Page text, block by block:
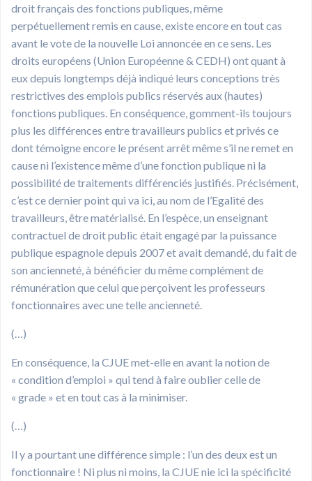
droit français des fonctions publiques, même
perpétuellement remis en cause, existe encore en tout cas
avant le vote de la nouvelle Loi annoncée en ce sens. Les
droits européens (Union Européenne & CEDH) ont quant à
eux depuis longtemps déjà indiqué leurs conceptions très
restrictives des emplois publics réservés aux (hautes)
fonctions publiques. En conséquence, gomment-ils toujours
plus les différences entre travailleurs publics et privés ce
dont témoigne encore le présent arrêt même s’il ne remet en
cause ni l’existence même d’une fonction publique ni la
possibilité de traitements différenciés justifiés. Précisément,
c’est ce dernier point qui va ici, au nom de l’Egalité des
travailleurs, être matérialisé. En l’espèce, un enseignant
contractuel de droit public était engagé par la puissance
publique espagnole depuis 2007 et avait demandé, du fait de
son ancienneté, à bénéficier du même complément de
rémunération que celui que perçoivent les professeurs
fonctionnaires avec une telle ancienneté.
(…)
En conséquence, la CJUE met-elle en avant la notion de
« condition d’emploi » qui tend à faire oublier celle de
« grade » et en tout cas à la minimiser.
(…)
Il y a pourtant une différence simple : l’un des deux est un
fonctionnaire ! Ni plus ni moins, la CJUE nie ici la spécificité